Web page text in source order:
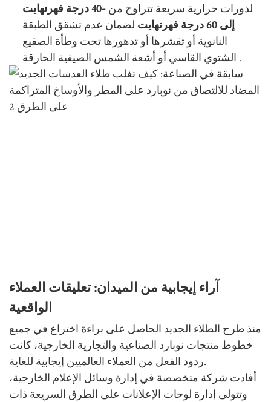
لدورات حرارية سريعة تتراوح من
-40 درجة فهرنهايت
إلى 60 درجة فهرنهايت
لضمان عدم تشقق الطبقة
النانوية أو تقشرها أو تدهورها تحت وطأة الصقيع
الشتوي القاسي أو أشعة الشمس الصيفية الحارقة .
آراء إيجابية من الميدان: تعليقات العملاء
الواقعية
منذ طرح الطلاء الجديد الحاصل على براءة اختراع في جميع
خطوط منتجات نوبارد الصناعية والتجارية الخارجية، كانت
ردود الفعل من العملاء العالميين إيجابية للغاية.
أفادت شركة متخصصة في إدارة وسائل الإعلام الخارجية،
وتتولى إدارة لوحات الإعلانات على الطرق السريعة ذات